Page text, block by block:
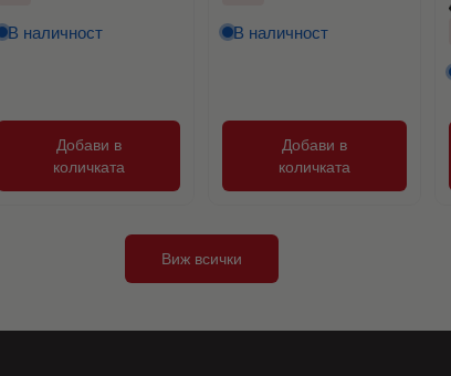
В наличност
Добави в
количката
В наличност
Добави в
количката
Виж всички